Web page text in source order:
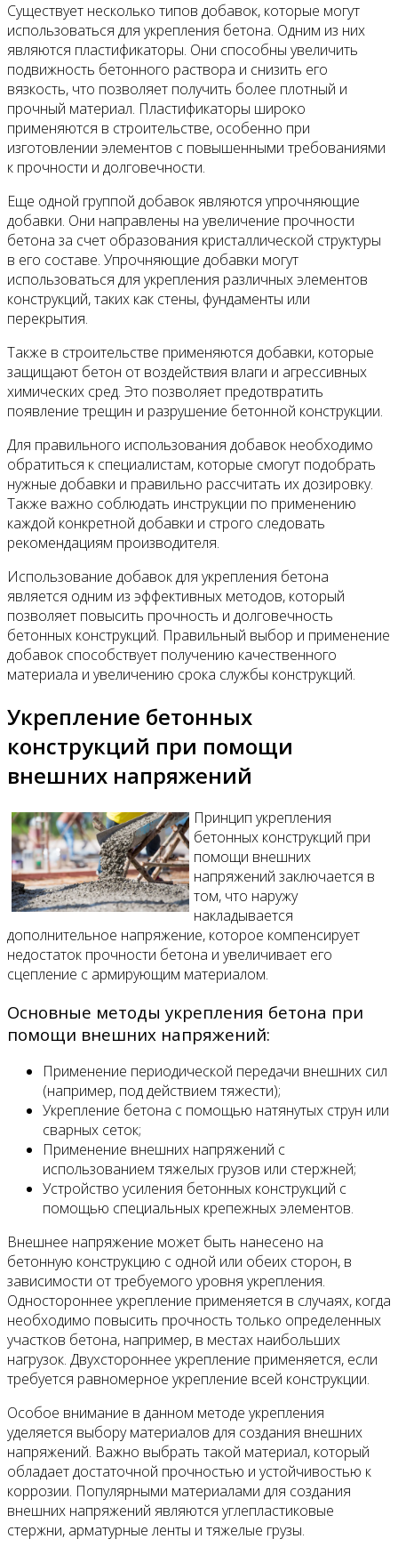
Существует несколько типов добавок, которые могут
использоваться для укрепления бетона. Одним из них
являются пластификаторы. Они способны увеличить
подвижность бетонного раствора и снизить его
вязкость, что позволяет получить более плотный и
прочный материал. Пластификаторы широко
применяются в строительстве, особенно при
изготовлении элементов с повышенными требованиями
к прочности и долговечности.
Еще одной группой добавок являются упрочняющие
добавки. Они направлены на увеличение прочности
бетона за счет образования кристаллической структуры
в его составе. Упрочняющие добавки могут
использоваться для укрепления различных элементов
конструкций, таких как стены, фундаменты или
перекрытия.
Также в строительстве применяются добавки, которые
защищают бетон от воздействия влаги и агрессивных
химических сред. Это позволяет предотвратить
появление трещин и разрушение бетонной конструкции.
Для правильного использования добавок необходимо
обратиться к специалистам, которые смогут подобрать
нужные добавки и правильно рассчитать их дозировку.
Также важно соблюдать инструкции по применению
каждой конкретной добавки и строго следовать
рекомендациям производителя.
Использование добавок для укрепления бетона
является одним из эффективных методов, который
позволяет повысить прочность и долговечность
бетонных конструкций. Правильный выбор и применение
добавок способствует получению качественного
материала и увеличению срока службы конструкций.
Укрепление бетонных
конструкций при помощи
внешних напряжений
Принцип укрепления
бетонных конструкций при
помощи внешних
напряжений заключается в
том, что наружу
накладывается
дополнительное напряжение, которое компенсирует
недостаток прочности бетона и увеличивает его
сцепление с армирующим материалом.
Основные методы укрепления бетона при
помощи внешних напряжений:
Применение периодической передачи внешних сил
(например, под действием тяжести);
Укрепление бетона с помощью натянутых струн или
сварных сеток;
Применение внешних напряжений с
использованием тяжелых грузов или стержней;
Устройство усиления бетонных конструкций с
помощью специальных крепежных элементов.
Внешнее напряжение может быть нанесено на
бетонную конструкцию с одной или обеих сторон, в
зависимости от требуемого уровня укрепления.
Одностороннее укрепление применяется в случаях, когда
необходимо повысить прочность только определенных
участков бетона, например, в местах наибольших
нагрузок. Двухстороннее укрепление применяется, если
требуется равномерное укрепление всей конструкции.
Особое внимание в данном методе укрепления
уделяется выбору материалов для создания внешних
напряжений. Важно выбрать такой материал, который
обладает достаточной прочностью и устойчивостью к
коррозии. Популярными материалами для создания
внешних напряжений являются углепластиковые
стержни, арматурные ленты и тяжелые грузы.